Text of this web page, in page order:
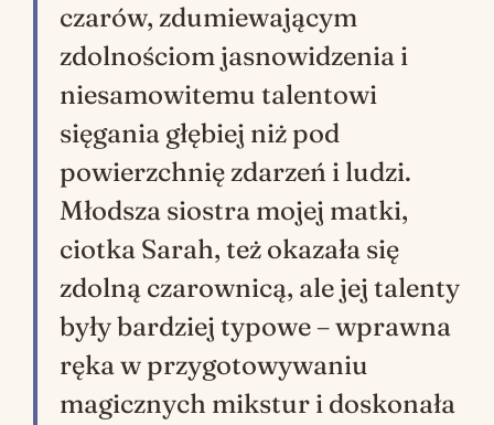
czarów, zdumiewającym
zdolnościom jasnowidzenia i
niesamowitemu talentowi
sięgania głębiej niż pod
powierzchnię zdarzeń i ludzi.
Młodsza siostra mojej matki,
ciotka Sarah, też okazała się
zdolną czarownicą, ale jej talenty
były bardziej typowe – wprawna
ręka w przygotowywaniu
magicznych mikstur i doskonała